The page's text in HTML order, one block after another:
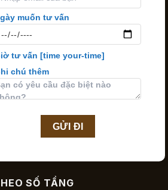
muốn tư vấn
tư vấn [time your-time]
chú thêm
SỐ TẦNG